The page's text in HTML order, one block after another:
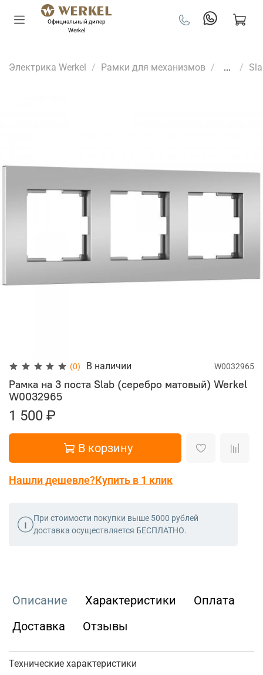
Официальный дилер
Werkel
Электрика Werkel Рамки для механизмов ...
(0) В наличии W0032965
Рамка на 3 поста Slab (серебро матовый) Werkel
W0032965
1 500 ₽
В корзину
Нашли дешевле?Купить в 1 клик
При стоимости покупки выше 5000 рублей
доставка осуществляется БЕСПЛАТНО.
Описание Характеристики
Оплата
Доставка
Отзывы
Технические характеристики